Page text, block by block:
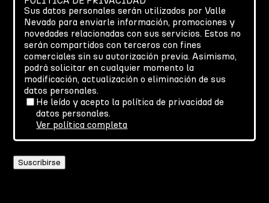
Sus datos personales serán utilizados por Valle
Nevado para enviarle información, promociones y
novedades relacionadas con sus servicios. Estos no
serán compartidos con terceros con fines
comerciales sin su autorización previa. Asimismo,
podrá solicitar en cualquier momento la
modificación, actualización o eliminación de sus
datos personales.
He leído y acepto la política de privacidad de
datos personales.
Ver política completa